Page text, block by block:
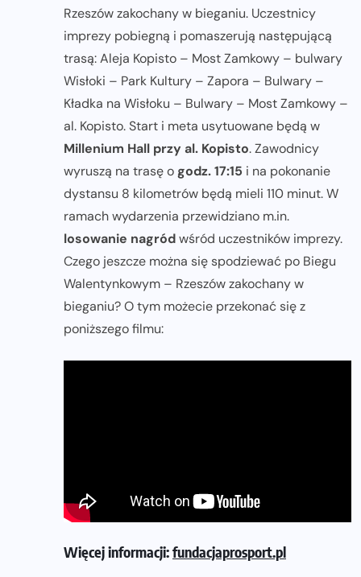
Rzeszów zakochany w bieganiu. Uczestnicy
imprezy pobiegną i pomaszerują następującą
trasą: Aleja Kopisto – Most Zamkowy – bulwary
Wisłoki – Park Kultury – Zapora – Bulwary –
Kładka na Wisłoku – Bulwary – Most Zamkowy –
al. Kopisto. Start i meta usytuowane będą w
Millenium Hall przy al. Kopisto. Zawodnicy
wyruszą na trasę o godz. 17:15 i na pokonanie
dystansu 8 kilometrów będą mieli 110 minut. W
ramach wydarzenia przewidziano m.in.
losowanie nagródwśród uczestników imprezy.
Czego jeszcze można się spodziewać po Biegu
Walentynkowym – Rzeszów zakochany w
bieganiu? O tym możecie przekonać się z
poniższego filmu:
Więcej informacji:fundacjaprosport.pl